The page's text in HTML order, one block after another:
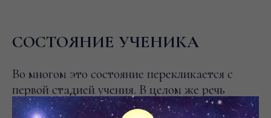
СОСТОЯНИЕ УЧЕНИКА
Во многом это состояние перекликается с
первой стадией учения. В целом же речь
пойдет о том, как погрузится в обучение и